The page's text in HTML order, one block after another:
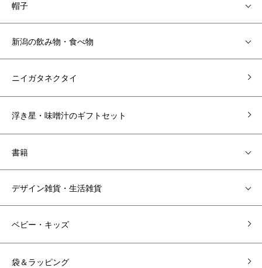
帽子
新潟の飲み物・食べ物
ニイガタネクタイ
浮き星・味噌汁のギフトセット
書籍
デザイン雑貨・生活雑貨
ベビー・キッズ
袋＆ラッピング